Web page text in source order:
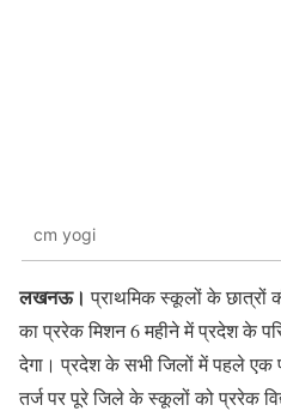
cm yogi
लखनऊ। प्राथमिक स्कूलों के छात्रों
का प्ररेक मिशन 6 महीने में प्रदेश के
देगा। प्रदेश के सभी जिलों में पहले एक
तर्ज पर पूरे जिले के स्कूलों को प्ररेक